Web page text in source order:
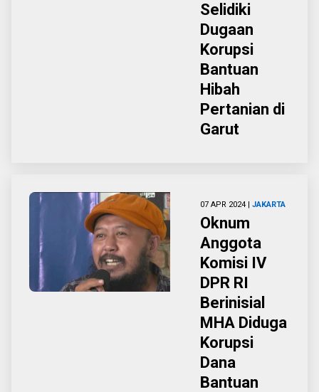
Selidiki
Dugaan
Korupsi
Bantuan
Hibah
Pertanian di
Garut
07 APR 2024 | JAKARTA
Oknum
Anggota
Komisi IV
DPR RI
Berinisial
MHA Diduga
Korupsi
Dana
Bantuan